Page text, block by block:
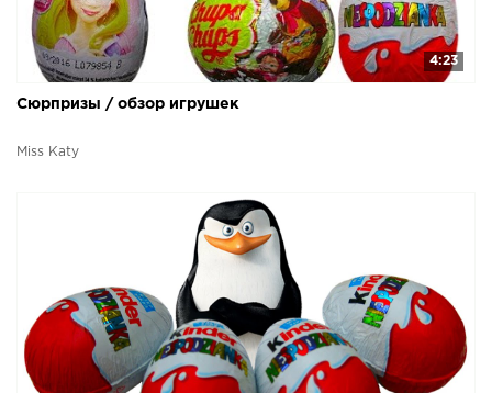
4:23
Сюрпризы / обзор игрушек
Miss Katy